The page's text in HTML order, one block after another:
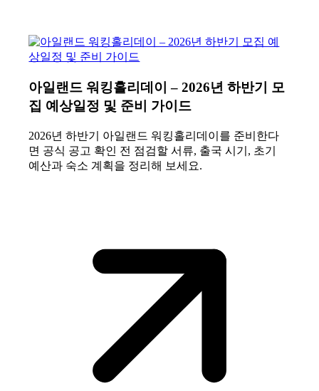
아일랜드 워킹홀리데이 – 2026년 하반기 모
집 예상일정 및 준비 가이드
2026년 하반기 아일랜드 워킹홀리데이를 준비한다
면 공식 공고 확인 전 점검할 서류, 출국 시기, 초기
예산과 숙소 계획을 정리해 보세요.